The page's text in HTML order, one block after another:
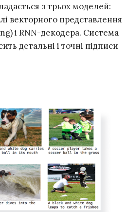
з трьох моделей:
векторного представлення
і RNN-декодера. Система
детальні і точні підписи